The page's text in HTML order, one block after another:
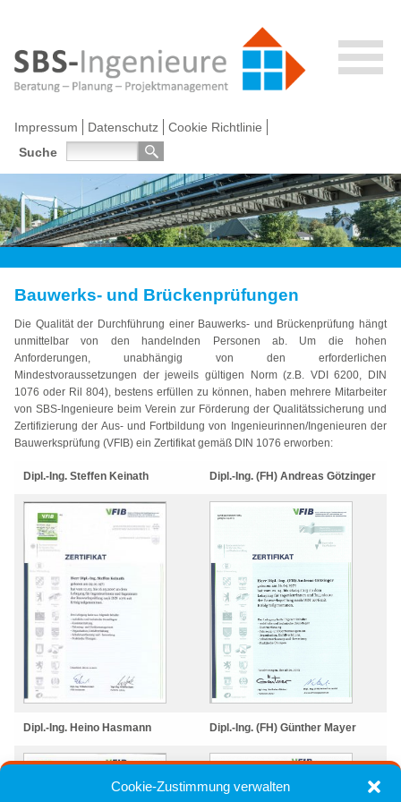
Cookie-Zustimmung verwalten
Impressum Datenschutz
Cookie Richtlinie
Suche
Bauwerks- und Brückenprüfungen
Die Qualität der Durchführung einer Bauwerks- und Brückenprüfung hängt
unmittelbar von den handelnden Personen ab. Um die hohen
Anforderungen, unabhängig von den erforderlichen
Mindestvoraussetzungen der jeweils gültigen Norm (z.B. VDI 6200, DIN
1076 oder Ril 804), bestens erfüllen zu können, haben mehrere Mitarbeiter
von SBS-Ingenieure beim Verein zur Förderung der Qualitätssicherung und
Zertifizierung der Aus- und Fortbildung von Ingenieurinnen/Ingenieuren der
Bauwerksprüfung (VFIB) ein Zertifikat gemäß DIN 1076 erworben:
Dipl.-Ing. Steffen Keinath Dipl.-Ing. (FH) Andreas Götzinger
Dipl.-Ing. Heino Hasmann Dipl.-Ing. (FH) Günther Mayer